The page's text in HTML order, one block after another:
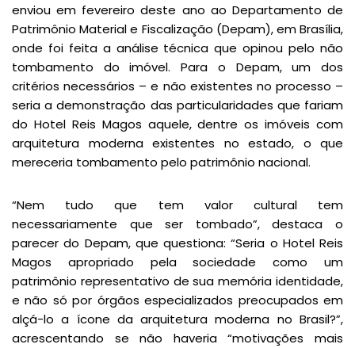
enviou em fevereiro deste ano ao Departamento de
Patrimônio Material e Fiscalização (Depam), em Brasília,
onde foi feita a análise técnica que opinou pelo não
tombamento do imóvel. Para o Depam, um dos
critérios necessários – e não existentes no processo –
seria a demonstração das particularidades que fariam
do Hotel Reis Magos aquele, dentre os imóveis com
arquitetura moderna existentes no estado, o que
mereceria tombamento pelo patrimônio nacional.
“Nem tudo que tem valor cultural tem
necessariamente que ser tombado”, destaca o
parecer do Depam, que questiona: “Seria o Hotel Reis
Magos apropriado pela sociedade como um
patrimônio representativo de sua memória identidade,
e não só por órgãos especializados preocupados em
alçá-lo a ícone da arquitetura moderna no Brasil?”,
acrescentando se não haveria “motivações mais